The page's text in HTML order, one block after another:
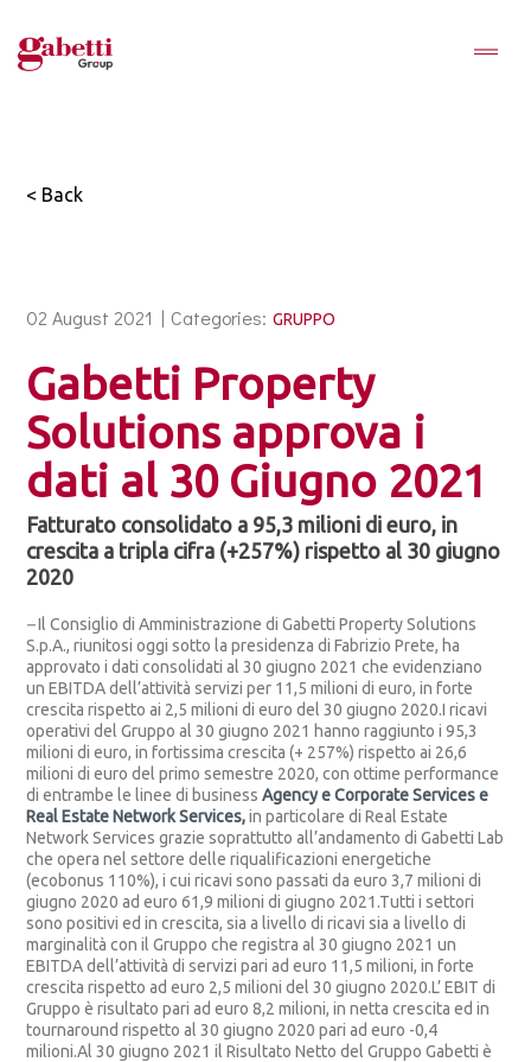
< Back
02 August 2021 | Categories: GRUPPO
Gabetti Property
Solutions approva i
dati al 30 Giugno 2021
Fatturato consolidato a 95,3 milioni di euro, in
crescita a tripla cifra (+257%) rispetto al 30 giugno
2020
–Il Consiglio di Amministrazione di Gabetti Property Solutions
S.p.A., riunitosi oggi sotto la presidenza di Fabrizio Prete, ha
approvato i dati consolidati al 30 giugno 2021 che evidenziano
un EBITDA dell’attività servizi per 11,5 milioni di euro, in forte
crescita rispetto ai 2,5 milioni di euro del 30 giugno 2020.I ricavi
operativi del Gruppo al 30 giugno 2021 hanno raggiunto i 95,3
milioni di euro, in fortissima crescita (+ 257%) rispetto ai 26,6
milioni di euro del primo semestre 2020, con ottime performance
di entrambe le linee di businessAgency e Corporate Services e
Real Estate Network Services,in particolare di Real Estate
Network Services grazie soprattutto all’andamento di Gabetti Lab
che opera nel settore delle riqualificazioni energetiche
(ecobonus 110%), i cui ricavi sono passati da euro 3,7 milioni di
giugno 2020 ad euro 61,9 milioni di giugno 2021.Tutti i settori
sono positivi ed in crescita, sia a livello di ricavi sia a livello di
marginalità con il Gruppo che registra al 30 giugno 2021 un
EBITDA dell’attività di servizi pari ad euro 11,5 milioni, in forte
crescita rispetto ad euro 2,5 milioni del 30 giugno 2020.L’ EBIT di
Gruppo è risultato pari ad euro 8,2 milioni, in netta crescita ed in
tournaround rispetto al 30 giugno 2020 pari ad euro -0,4
milioni.Al 30 giugno 2021 il Risultato Netto del Gruppo Gabetti è